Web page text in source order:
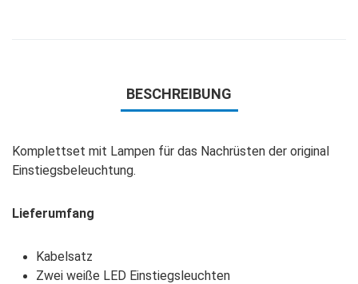
BESCHREIBUNG
Komplettset mit Lampen für das Nachrüsten der original
Einstiegsbeleuchtung.
Lieferumfang
Kabelsatz
Zwei weiße LED Einstiegsleuchten